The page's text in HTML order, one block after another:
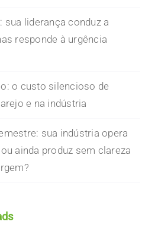
sua liderança conduz a
responde à urgência
o custo silencioso de
e na indústria
sua indústria opera
ainda produz sem clareza